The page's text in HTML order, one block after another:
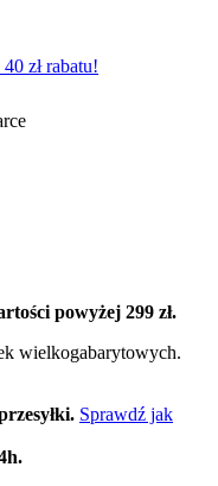
zł rabatu!
powyżej 299 zł.
wielkogabarytowych.
Sprawdź jak